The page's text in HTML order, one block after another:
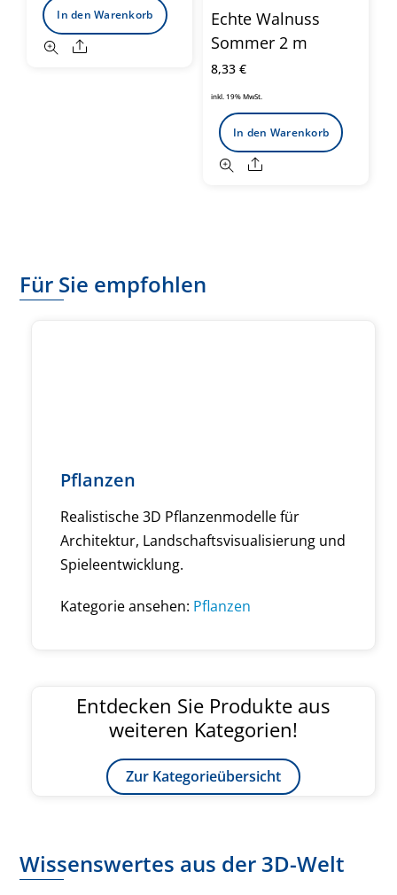
In den Warenkorb
Share
Echte Walnuss
Sommer 2 m
8,33€
inkl. 19% MwSt.
In den Warenkorb
Share
Für Sie empfohlen
Pflanzen
Realistische 3D Pflanzenmodelle für
Architektur, Landschaftsvisualisierung und
Spieleentwicklung.
Kategorie ansehen: Pflanzen
Entdecken Sie Produkte aus
weiteren Kategorien!
Zur Kategorieübersicht
Wissenswertes aus der 3D-Welt